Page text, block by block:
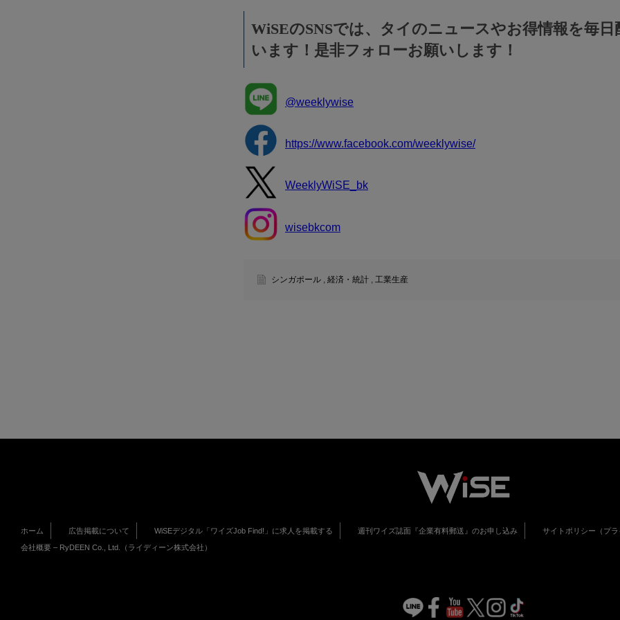
WiSEのSNSでは、タイのニュースやお得情報を毎日
います！是非フォローお願いします！
@weeklywise
https://www.facebook.com/weeklywise/
WeeklyWiSE_bk
wisebkcom
シンガポール 経済・統計 工業生産
ホーム 広告掲載について WiSEデジタル「ワイズJob Find!」に求人を掲載する 週刊ワイズ誌面『企業有料郵送』のお申し込み
サイトポリシー（プ
会社概要 – RyDEEN Co., Ltd.（ライディーン株式会社）